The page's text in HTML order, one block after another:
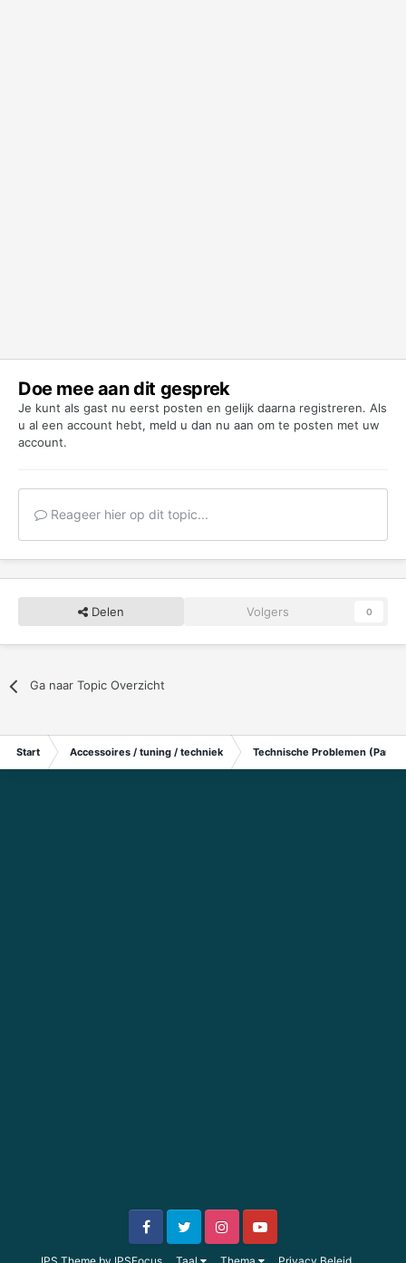
Doe mee aan dit gesprek
Je kunt als gast nu eerst posten en gelijk daarna registreren. Als
u al een account hebt, meld u dan nu aan om te posten met uw
account.
Reageer hier op dit topic...
Delen Volgers 0
Ga naar Topic Overzicht
Start Accessoires / tuning / techniek Technische Problemen